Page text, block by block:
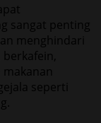
sangat penting
menghindari
seperti